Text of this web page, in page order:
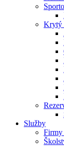
Krytý
Služby
Firmy